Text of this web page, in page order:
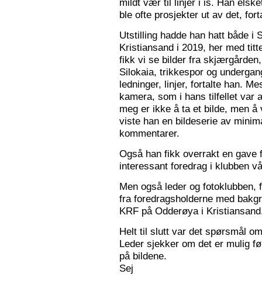
mildt vær til linjer i is. Han
ble ofte prosjekter ut av det,
Utstilling hadde han hatt både i
Kristiansand i 2019, her med
fikk vi se bilder fra
Silokaia, trikkespor og
ledninger, linjer, fortalte han.
kamera, som i hans tilfellet var
meg er ikke å ta et bilde, men
viste han en bildeserie av
kommentarer.
Også han fikk overrakt en gave
interessant foredrag i klubben
Men også leder og
fra foredragsholderne med
KRF på Odderøya i
Helt til slutt var det spørsmål
Leder sjekker om det er mulig
på bildene.
Sej